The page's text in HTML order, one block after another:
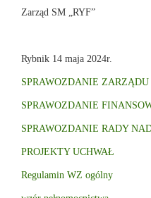
Zarząd SM „RYF”
Rybnik 14 maja 2024r.
SPRAWOZDANIE ZARZĄDU
SPRAWOZDANIE
SPRAWOZDANIE RADY
PROJEKTY UCHWAŁ
Regulamin WZ ogólny